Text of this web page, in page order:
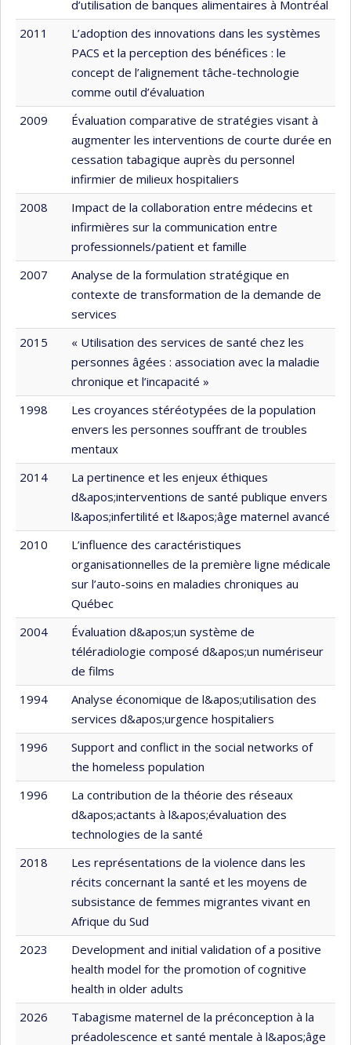
d’utilisation de banques alimentaires à Montréal
2011
L’adoption des innovations dans les systèmes
PACS et la perception des bénéfices : le
concept de l’alignement tâche-technologie
comme outil d’évaluation
2009
Évaluation comparative de stratégies visant à
augmenter les interventions de courte durée en
cessation tabagique auprès du personnel
infirmier de milieux hospitaliers
2008
Impact de la collaboration entre médecins et
infirmières sur la communication entre
professionnels/patient et famille
2007
Analyse de la formulation stratégique en
contexte de transformation de la demande de
services
2015
« Utilisation des services de santé chez les
personnes âgées : association avec la maladie
chronique et l’incapacité »
1998
Les croyances stéréotypées de la population
envers les personnes souffrant de troubles
mentaux
2014
La pertinence et les enjeux éthiques
d&apos;interventions de santé publique envers
l&apos;infertilité et l&apos;âge maternel avancé
2010
L’influence des caractéristiques
organisationnelles de la première ligne médicale
sur l’auto-soins en maladies chroniques au
Québec
2004
Évaluation d&apos;un système de
téléradiologie composé d&apos;un numériseur
de films
1994
Analyse économique de l&apos;utilisation des
services d&apos;urgence hospitaliers
1996
Support and conflict in the social networks of
the homeless population
1996
La contribution de la théorie des réseaux
d&apos;actants à l&apos;évaluation des
technologies de la santé
2018
Les représentations de la violence dans les
récits concernant la santé et les moyens de
subsistance de femmes migrantes vivant en
Afrique du Sud
2023
Development and initial validation of a positive
health model for the promotion of cognitive
health in older adults
2026
Tabagisme maternel de la préconception à la
préadolescence et santé mentale à l&apos;âge